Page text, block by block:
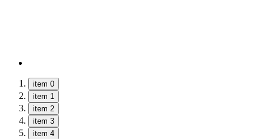
item 0
item 1
item 2
item 3
item 4